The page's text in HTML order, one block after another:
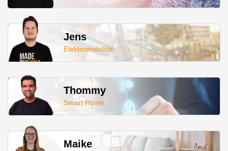
Jens
Elektromobilität
Thommy
Smart Home
Maike